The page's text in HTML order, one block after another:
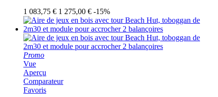
1 083,75 € 1 275,00 € -15%
Promo
Vue
Aperçu
Comparateur
Favoris